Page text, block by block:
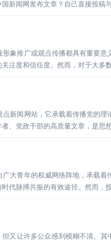
新闻网发布文章？自己直接投稿
象推广或观点传播都具有重要意
注度和信任度。然而，对于大多
新闻网站，它承载着传播党的理
、党政干部的高质量文章，是思
大青年的权威网络阵地，承载着
代脉搏共振的有效途径。然而，
又让许多公众感到模糊不清。其